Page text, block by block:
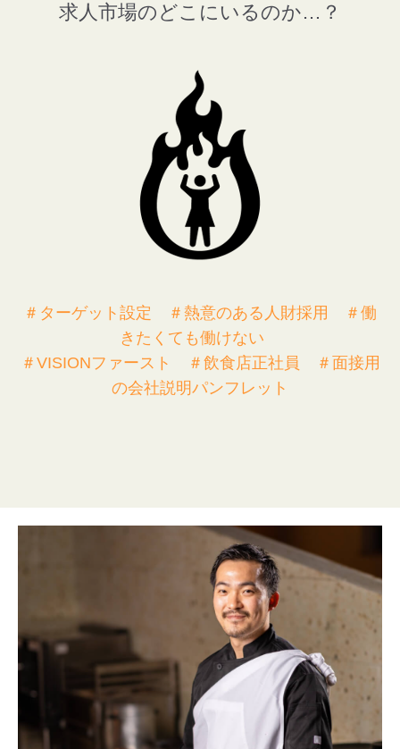
求人市場のどこにいるのか…？
＃ターゲット設定 ＃熱意のある人財採用 ＃働
きたくても働けない
＃VISIONファースト ＃飲食店正社員 ＃面接用
の会社説明パンフレット